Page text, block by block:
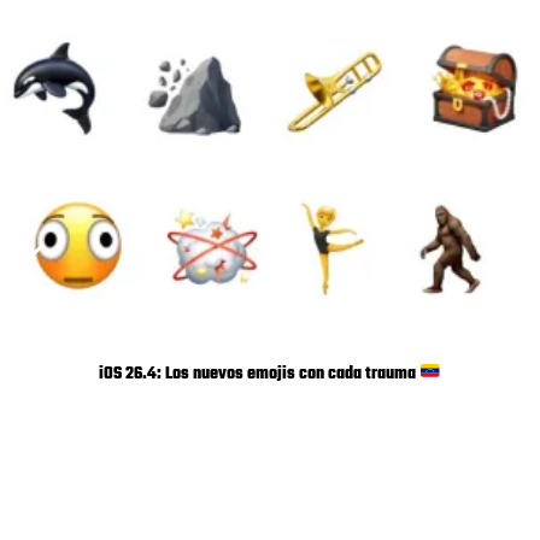
iOS 26.4: Los nuevos emojis con cada trauma